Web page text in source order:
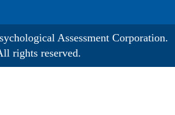
Assessment Corporation.
rights reserved.